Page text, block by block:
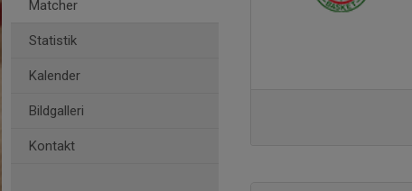
Matcher
Statistik
Kalender
Bildgalleri
Kontakt